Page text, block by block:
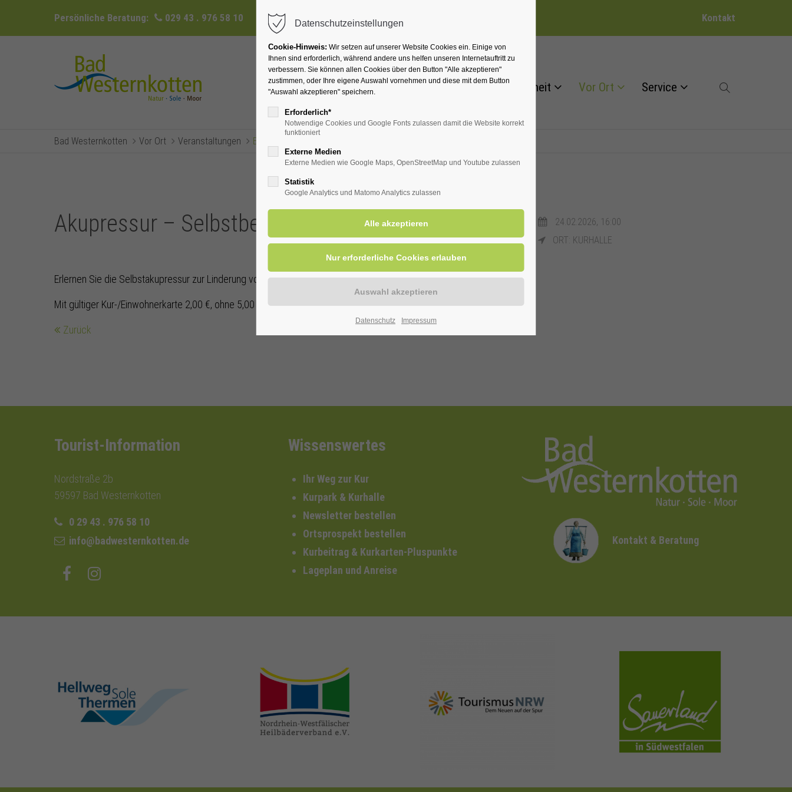
Persönliche Beratung: 029 43 . 976 58 10 info@badwesternkotten.de Kontakt
Ihr Heilbad Übernachten Für Ihre Gesundheit Vor Ort Service
Bad Westernkotten Vor Ort Veranstaltungen Eventsreader (Timeline)
Akupressur – Selbstbehandlung bei Schmerzen
24.02.2026, 16:00
ORT: KURHALLE
Erlernen Sie die Selbstakupressur zur Linderung von Kopf-, Gelenk- und Muskelschmerzen.
Mit gültiger Kur-/Einwohnerkarte 2,00 €, ohne 5,00 €.
Zurück
Tourist-Information
Nordstraße 2b
59597 Bad Westernkotten
0 29 43 . 976 58 10
info@badwesternkotten.de
Wissenswertes
Ihr Weg zur Kur
Kurpark & Kurhalle
Newsletter bestellen
Ortsprospekt bestellen
Kurbeitrag & Kurkarten-Pluspunkte
Lageplan und Anreise
Kontakt & Beratung
hellweg-sole-
thermen.de
heilbaeder.de
nrw-tourismus.de sauerland.com
Datenschutzeinstellungen
Cookie-Hinweis: Wir setzen auf unserer Website Cookies ein. Einige von
Ihnen sind erforderlich, während andere uns helfen unseren Internetauftritt zu
verbessern. Sie können allen Cookies über den Button "Alle akzeptieren"
zustimmen, oder Ihre eigene Auswahl vornehmen und diese mit dem Button
"Auswahl akzeptieren" speichern.
Erforderlich*
Notwendige Cookies und Google Fonts zulassen damit die Website korrekt
funktioniert
Externe Medien
Externe Medien wie Google Maps, OpenStreetMap und Youtube zulassen
Statistik
Google Analytics und Matomo Analytics zulassen
Datenschutz Impressum